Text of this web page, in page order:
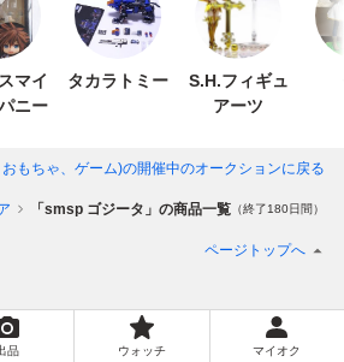
マイ
ニー
タカラトミー
S.H.フィギュ
アーツ
もちゃ、ゲーム)の開催中のオークションに戻る
「smsp ゴジータ」の商品一覧 （終了180日間）
ページトップへ
品 ウォッチ マイオク